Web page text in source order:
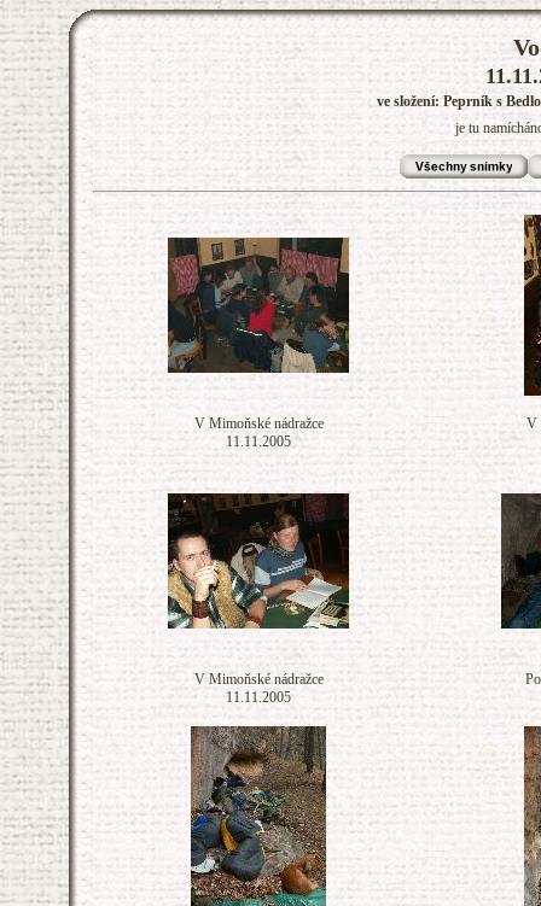
ve složení: Peprník s
je tu
V Mimoňské nádražce
11.11.2005
V
V Mimoňské nádražce
11.11.2005